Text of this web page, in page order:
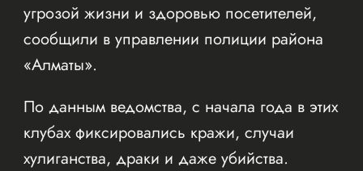
угрозой жизни и здоровью посетителей,
сообщили в управлении полиции района
«Алматы».
По данным ведомства, с начала года в этих
клубах фиксировались кражи, случаи
хулиганства, драки и даже убийства.